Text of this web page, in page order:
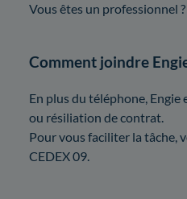
Vous êtes un professionnel
Comment joindre
En plus du téléphone,
ou résiliation de contrat.
Pour vous faciliter la tâche,
CEDEX 09.